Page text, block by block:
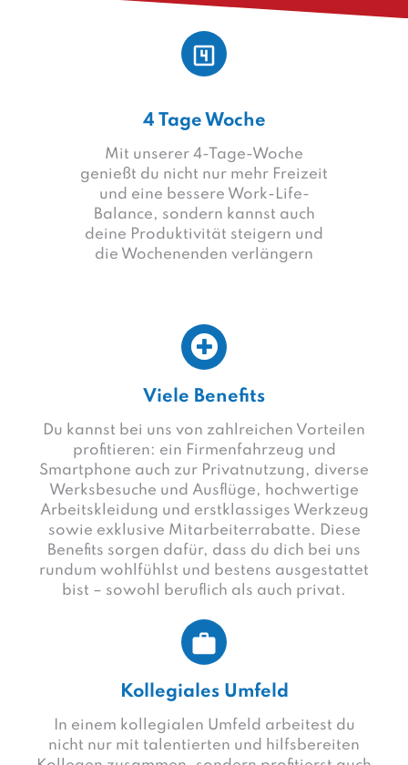
4 Tage Woche
Mit unserer 4-Tage-Woche
genießt du nicht nur mehr Freizeit
und eine bessere Work-Life-
Balance, sondern kannst auch
deine Produktivität steigern und
die Wochenenden verlängern
Viele Benefits
Du kannst bei uns von zahlreichen Vorteilen
profitieren: ein Firmenfahrzeug und
Smartphone auch zur Privatnutzung, diverse
Werksbesuche und Ausflüge, hochwertige
Arbeitskleidung und erstklassiges Werkzeug
sowie exklusive Mitarbeiterrabatte. Diese
Benefits sorgen dafür, dass du dich bei uns
rundum wohlfühlst und bestens ausgestattet
bist – sowohl beruflich als auch privat.
Kollegiales Umfeld
In einem kollegialen Umfeld arbeitest du
nicht nur mit talentierten und hilfsbereiten